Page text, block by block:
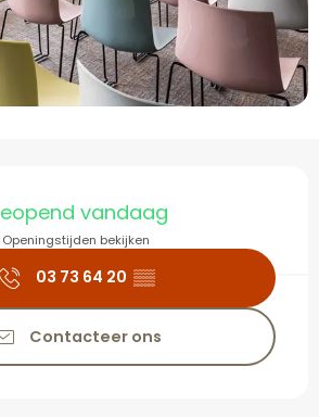
en
vandaag
Openingstijden bekijken
03 73 64 20 ▒▒
Contacteer ons